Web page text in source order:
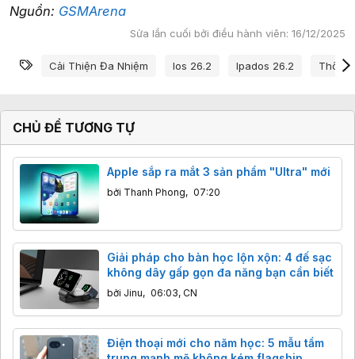
Nguồn: GSMArena
Sửa lần cuối bởi điều hành viên: 16/12/2025
Từ khóa
Cải Thiện Đa Nhiệm Ios 26.2 Ipados 26.2 Thông
CHỦ ĐỀ TƯƠNG TỰ
Apple sắp ra mắt 3 sản phẩm "Ultra" mới
bởi Thanh Phong, 07:20
Giải pháp cho bàn học lộn xộn: 4 đế sạc
không dây gấp gọn đa năng bạn cần biết
bởi Jinu, 06:03, CN
Điện thoại mới cho năm học: 5 mẫu tầm